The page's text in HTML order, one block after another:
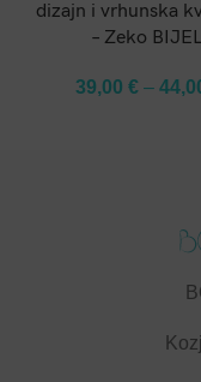
dizajn i vrhunska
– Zeko
39,00 € –